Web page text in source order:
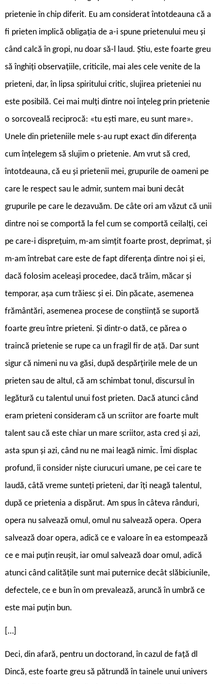
prietenie în chip diferit. Eu am considerat întotdeauna că a
fi prieten implică obligația de a-i spune prietenului meu și
când calcă în gropi, nu doar să-l laud. Știu, este foarte greu
să înghiți observațiile, criticile, mai ales cele venite de la
prieteni, dar, în lipsa spiritului critic, slujirea prieteniei nu
este posibilă. Cei mai mulți dintre noi înțeleg prin prietenie
o sorcoveală reciprocă: «tu ești mare, eu sunt mare».
Unele din prieteniile mele s-au rupt exact din diferența
cum înțelegem să slujim o prietenie. Am vrut să cred,
întotdeauna, că eu și prietenii mei, grupurile de oameni pe
care le respect sau le admir, suntem mai buni decât
grupurile pe care le dezavuăm. De câte ori am văzut că unii
dintre noi se comportă la fel cum se comportă ceilalți, cei
pe care-i disprețuim, m-am simțit foarte prost, deprimat, și
m-am întrebat care este de fapt diferența dintre noi și ei,
dacă folosim aceleași procedee, dacă trăim, măcar și
temporar, așa cum trăiesc și ei. Din păcate, asemenea
frământări, asemenea procese de conștiință se suportă
foarte greu între prieteni. Și dintr-o dată, ce părea o
traincă prietenie se rupe ca un fragil fir de ață. Dar sunt
sigur că nimeni nu va găsi, după despărțirile mele de un
prieten sau de altul, că am schimbat tonul, discursul în
legătură cu talentul unui fost prieten. Dacă atunci când
eram prieteni consideram că un scriitor are foarte mult
talent sau că este chiar un mare scriitor, asta cred și azi,
asta spun și azi, când nu ne mai leagă nimic. Îmi displac
profund, îi consider niște ciurucuri umane, pe cei care te
laudă, câtă vreme sunteți prieteni, dar îți neagă talentul,
după ce prietenia a dispărut. Am spus în câteva rânduri,
opera nu salvează omul, omul nu salvează opera. Opera
salvează doar opera, adică ce e valoare în ea estompează
ce e mai puțin reușit, iar omul salvează doar omul, adică
atunci când calitățile sunt mai puternice decât slăbiciunile,
defectele, ce e bun în om prevalează, aruncă în umbră ce
este mai puțin bun.
[…]
Deci, din afară, pentru un doctorand, în cazul de față dl
Dincă, este foarte greu să pătrundă în tainele unui univers